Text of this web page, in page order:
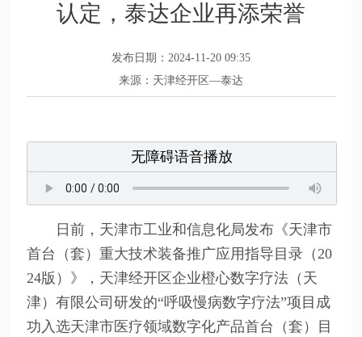
认定，泰达企业再添荣誉
发布日期：2024-11-20 09:35
来源：天津经开区—泰达
无障碍语音播放
日前，天津市工业和信息化局发布《天津市
首台（套）重大技术装备推广应用指导目录（20
24版）》，天津经开区企业橙心数字疗法（天
津）有限公司研发的“呼吸慢病数字疗法”项目成
功入选天津市医疗领域数字化产品首台（套）目